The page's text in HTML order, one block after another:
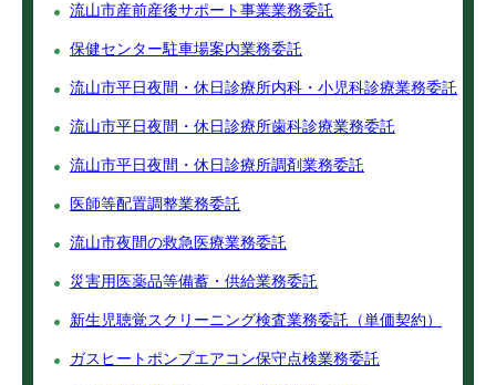
流山市産前産後サポート事業業務委託
保健センター駐車場案内業務委託
流山市平日夜間・休日診療所内科・小児科診療業務委託
流山市平日夜間・休日診療所歯科診療業務委託
流山市平日夜間・休日診療所調剤業務委託
医師等配置調整業務委託
流山市夜間の救急医療業務委託
災害用医薬品等備蓄・供給業務委託
新生児聴覚スクリーニング検査業務委託（単価契約）
ガスヒートポンプエアコン保守点検業務委託